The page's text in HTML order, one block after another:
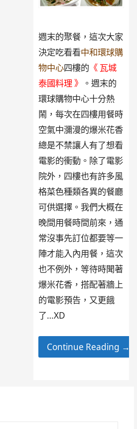
週末的聚餐，這次大家
決定吃看看中和環球購
物中心四樓的 《 瓦城
泰國料理 》
。週末的
環球購物中心十分熱
鬧，每次在四樓用餐時
空氣中瀰漫的爆米花香
總是不禁讓人有了想看
電影的衝動。除了電影
院外，四樓也有許多風
格菜色種類各異的餐廳
可供選擇。我們大概在
晚間用餐時間前來，通
常沒事先訂位都要等一
陣才能入內用餐，這次
也不例外，等待時聞著
爆米花香，搭配著牆上
的電影預告，又更餓
了…XD
Continue Reading →